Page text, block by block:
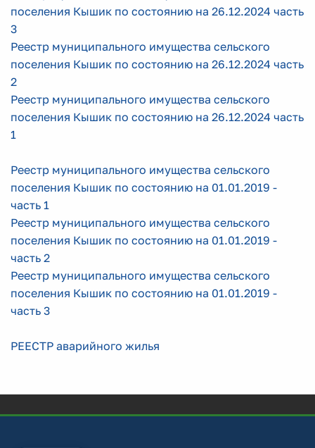
поселения Кышик по состоянию на 26.12.2024 часть
3
Реестр муниципального имущества сельского
поселения Кышик по состоянию на 26.12.2024 часть
2
Реестр муниципального имущества сельского
поселения Кышик по состоянию на 26.12.2024 часть
1
Реестр муниципального имущества сельского
поселения Кышик по состоянию на 01.01.2019 -
часть 1
Реестр муниципального имущества сельского
поселения Кышик по состоянию на 01.01.2019 -
часть 2
Реестр муниципального имущества сельского
поселения Кышик по состоянию на 01.01.2019 -
часть 3
РЕЕСТР аварийного жилья